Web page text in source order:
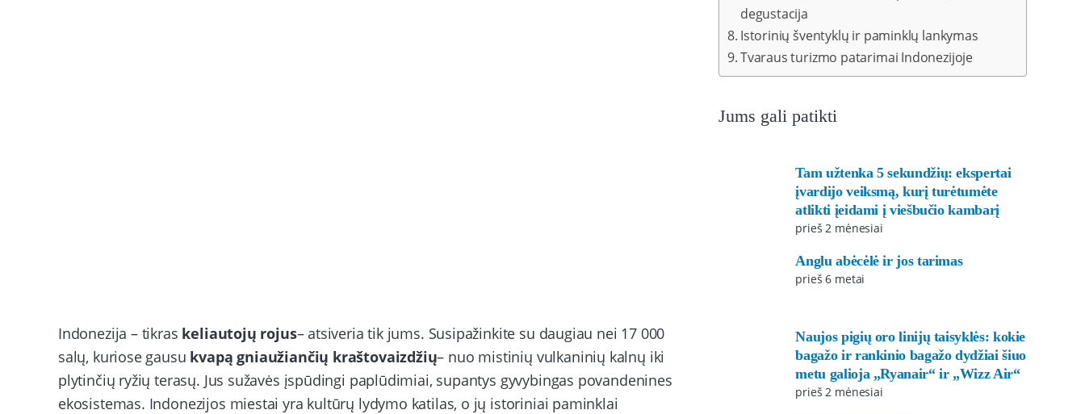
Indonezija – tikras keliautojų rojus– atsiveria tik jums. Susipažinkite su daugiau nei 17 000
salų, kuriose gausu kvapą gniaužiančių kraštovaizdžių– nuo mistinių vulkaninių kalnų iki
plytinčių ryžių terasų. Jus sužavės įspūdingi paplūdimiai, supantys gyvybingas povandenines
ekosistemas. Indonezijos miestai yra kultūrų lydymo katilas, o jų istoriniai paminklai
degustacija
Istorinių šventyklų ir paminklų lankymas
Tvaraus turizmo patarimai Indonezijoje
Jums gali patikti
Tam užtenka 5 sekundžių: ekspertai
įvardijo veiksmą, kurį turėtumėte
atlikti įeidami į viešbučio kambarį
prieš 2 mėnesiai
Anglu abėcėlė ir jos tarimas
prieš 6 metai
Naujos pigių oro linijų taisyklės: kokie
bagažo ir rankinio bagažo dydžiai šiuo
metu galioja „Ryanair“ ir „Wizz Air“
prieš 2 mėnesiai